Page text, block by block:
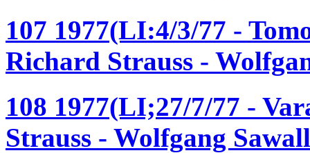
107 1977(LI:4/3/77 -
Richard Strauss -
108 1977(LI;27/7/77 -
Strauss - Wolfgang